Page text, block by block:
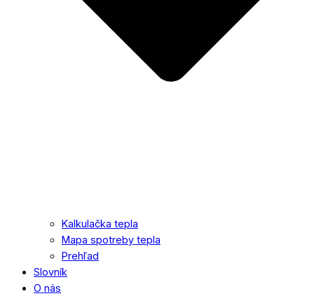
Kalkulačka tepla
Mapa spotreby tepla
Prehľad
Slovník
O nás